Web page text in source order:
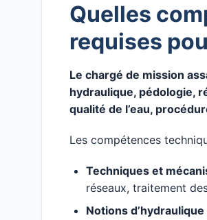
Quelles
requises
Le chargé de mission
hydraulique, pédologie,
qualité de l’eau,
Les compétences
Techniques et
réseaux, traitement
Notions